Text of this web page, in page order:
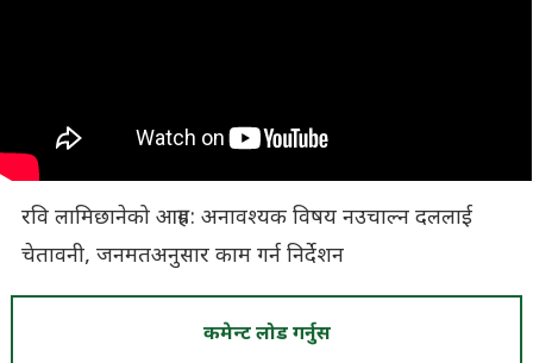
रवि लामिछानेको आग्रह: अनावश्यक विषय नउचाल्न दललाई
चेतावनी, जनमतअनुसार काम गर्न निर्देशन
कमेन्ट लोड गर्नुस